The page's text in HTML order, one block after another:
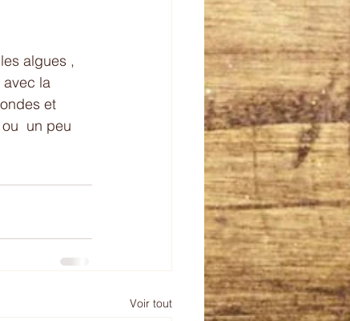
algues ,
avec la
et
un peu
Voir tout